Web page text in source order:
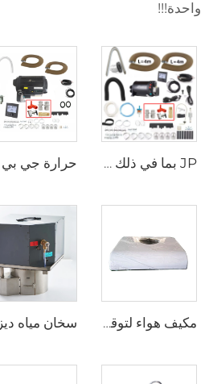
واحدة!!!
JP بما في ذلك أجزاء الصمامات 4KW الديزل + 2kw الكهربائية 220V 12V الماء الساخن والهواء الساخن كومبي سخان Bluetooth App Controller
مكيف هواء لتوقف كابينة الشاحنة 24 فولت مع ضمان طويل الأمد لمكيف هواء الشاحنة النائمة